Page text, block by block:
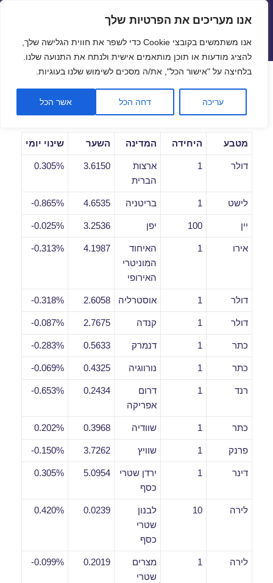
פתח
אנו מעריכים את הפרטיות שלך
אנו משתמשים בקובצי Cookie כדי לשפר את חווית הגלישה שלך,
להציג מודעות או תוכן מותאמים אישית ולנתח את התנועה שלנו.
בלחיצה על "אישור הכל", את/ה מסכים לשימוש שלנו בעוגיות.
עריכה דחה הכל אשר הכל
שערי חליפין יציגים – שער יציג
תפריטים
ווידג'טים
שערי חליפין יומיים לתאריך
03/09/2018
מטבע היחידה המדינה השער שינוי יומי
דולר 1
ארצות
הברית
3.6150
0.305%
לישט 1 בריטניה 4.6535
0.865%-
יין 100 יפן 3.2536
0.025%-
אירו 1
האיחוד
המוניטרי
האירופי
4.1987
0.313%-
דולר 1 אוסטרליה 2.6058
0.318%-
דולר 1 קנדה 2.7675
0.087%-
כתר 1 דנמרק 0.5633
0.283%-
כתר 1 נורווגיה 0.4325
0.069%-
רנד 1
דרום
אפריקה
0.2434
0.653%-
כתר 1 שוודיה 0.3968
0.202%
פרנק 1 שוויץ 3.7262
0.150%-
דינר 1
ירדן שטרי
כסף
5.0954
0.305%
לירה 10
לבנון
שטרי
כסף
0.0239
0.420%
לירה 1
מצרים
שטרי
0.2019
0.099%-